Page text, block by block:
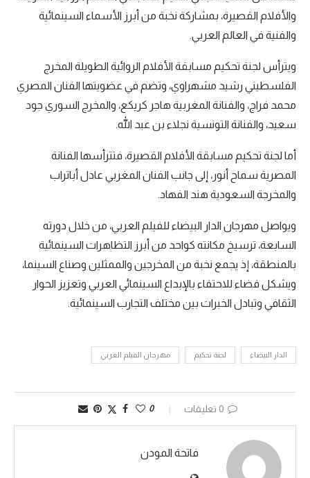
والأفلام القصيرة، بمشاركة نخبة من أبرز الأسماء السينمائية
والفنية في العالم العربي.
ويترأس لجنة تحكيم مسابقة الأفلام الروائية الطويلة المخرج
الفلسطيني رشيد مشهراوي، وتضم في عضويتها الفنان المصري
محمد فراج، والفنانة المغربية هاجر كريكع، والمخرج السوري جود
سعيد، والفنانة التونسية نجلاء بن عبد الله.
أما لجنة تحكيم مسابقة الأفلام القصيرة، فتترأسها الفنانة
المصرية سماح أنور، إلى جانب الفنان المغربي عادل أباتراب
والمخرجة السعودية هند الفهاد.
ويواصل مهرجان الدار البيضاء للفيلم العربي، من خلال دورته
السابعة، ترسيخ مكانته كواحد من أبرز التظاهرات السينمائية
بالمنطقة، إذ يجمع نخبة من المخرجين والممثلين وصناع السينما،
ويشكل فضاء للاحتفاء بالإبداع السينمائي العربي وتعزيز الحوار
الثقافي وتبادل الخبرات بين مختلف التجارب السينمائية.
الدار البيضاء لجنة تحكيم مهرجان الفيلم العربي
0 تعليقات 0
فاتحة المودن